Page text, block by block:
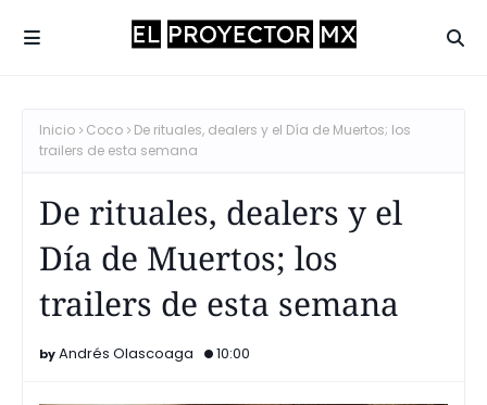
Inicio Coco
De rituales, dealers y el Día de Muertos; los
trailers de esta semana
De rituales, dealers y el
Día de Muertos; los
trailers de esta semana
Andrés Olascoaga 10:00